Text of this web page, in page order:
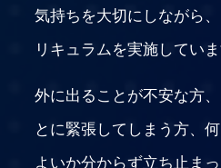
気持ちを大切にしながら
リキュラムを実施してい
外に出ることが不安な方
とに緊張してしまう方、
よいか分からず立ち止ま